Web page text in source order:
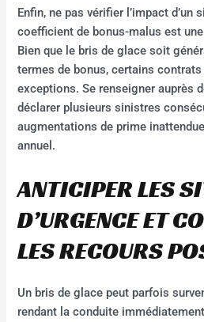
Enfin, ne pas vérifier l’impact d’un
coefficient de bonus-malus est
Bien que le bris de glace soit
termes de bonus, certains
exceptions. Se renseigner auprès
déclarer plusieurs sinistres
augmentations de prime
annuel.
ANTICIPER LES
D’URGENCE ET
LES RECOURS
Un bris de glace peut parfois
rendant la conduite